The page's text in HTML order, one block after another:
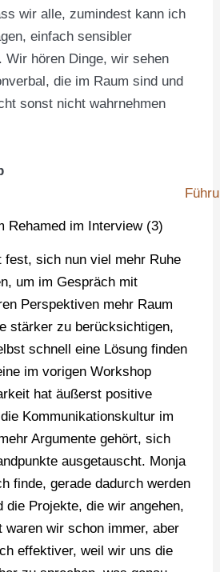
wir alle, zumindest kann ich
einfach sensibler
Wir hören Dinge, wir sehen
die im Raum sind und
sonst nicht wahrnehmen
Rehamed im Interview (3)
fest, sich nun viel mehr Ruhe
um im Gespräch mit
Perspektiven mehr Raum
stärker zu berücksichtigen,
schnell eine Lösung finden
im vorigen Workshop
hat äußerst positive
Kommunikationskultur im
Argumente gehört, sich
ausgetauscht. Monja
finde, gerade dadurch werden
die Projekte, die wir angehen,
waren wir schon immer, aber
effektiver, weil wir uns die